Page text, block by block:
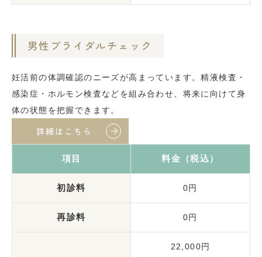
男性ブライダルチェック
妊活前の体調確認のニーズが高まっています。精液検査・
感染症・ホルモン検査などを組み合わせ、将来に向けて身
体の状態を把握できます。
詳細はこちら
項目 料金（税込）
初診料 0円
再診料 0円
22,000円